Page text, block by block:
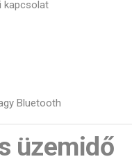
kapcsolat
Bluetooth
üzemidő